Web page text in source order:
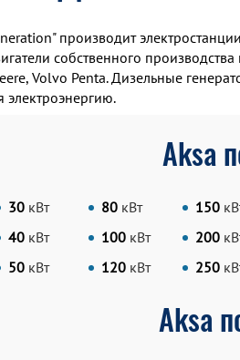
производит
собственного
Volvo Penta. Дизельные
Aksa
30 кВт
40 кВт
50 кВт
80 кВт
100 кВт
120 кВт
150
200
250
Aksa